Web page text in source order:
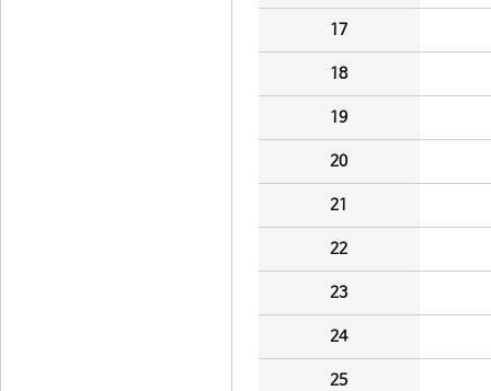
17
18
19
20
21
22
23
24
25